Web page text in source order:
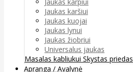
Jaukas karšiui
Jaukas kuojai
Jaukas lynui
Jaukas žiobriui
Universalus jaukas
Masalas kabliukui Skystas priedas
Apranga / Avalynė